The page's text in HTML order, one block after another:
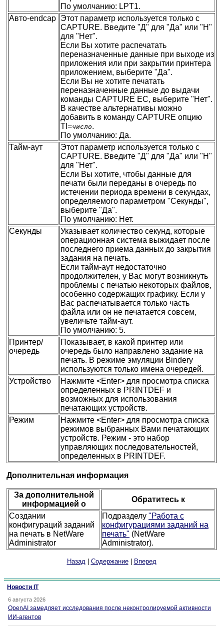
По умолчанию: LPT1.
Авто-endcap Этот параметр используется только с
CAPTURE. Введите "Д" для "Да" или "Н"
для "Нет".
Если Вы хотите распечатать
переназначенные данные при выходе из
приложения или при закрытии принтера
приложением, выберите "Да".
Если Вы не хотите печатать
переназначенные данные до выдачи
команды CAPTURE EC, выберите "Нет".
В качестве альтернативы можно
добавить в команду CAPTURE опцию
TI=число.
По умолчанию: Да.
Тайм-аут
Этот параметр используется только с
CAPTURE. Введите "Д" для "Да" или "Н"
для "Нет".
Если Вы хотите, чтобы данные для
печати были переданы в очередь по
истечении периода времени в секундах,
определяемого параметром "Секунды",
выберите "Да".
По умолчанию: Нет.
Секунды
Указывает количество секунд, которые
операционная система выжидает после
последнего приема данных до закрытия
задания на печать.
Если тайм-аут недостаточно
продолжителен, у Вас могут возникнуть
проблемы с печатью некоторых файлов,
особенно содержащих графику. Если у
Вас распечатывается только часть
файла или он не печатается совсем,
увеличьте тайм-аут.
По умолчанию: 5.
Принтер/
очередь
Показывает, в какой принтер или
очередь было направлено задание на
печать. В режиме эмуляции Bindery
используются только имена очередей.
Устройство
Нажмите <Enter> для просмотра списка
определенных в PRINTDEF и
возможных для использования
печатающих устройств.
Режим
Нажмите <Enter> для просмотра списка
режимов выбранных Вами печатающих
устройств. Режим - это набор
управляющих последовательностей,
определенных в PRINTDEF.
Дополнительная информация
За дополнительной
информацией о
Обратитесь к
Создании
конфигураций заданий
на печать в NetWare
Administrator
Подразделу "Работа с
конфигурациями заданий на
печать" (NetWare
Administrator).
Назад | Содержание| Вперед
Новости IT
6 августа 2026
OpenAI замедляет исследования после неконтролируемой активности
ИИ-агентов